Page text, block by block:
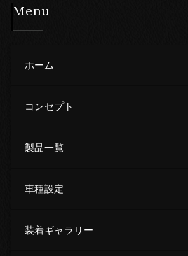
Menu
ホーム
コンセプト
製品一覧
車種設定
装着ギャラリー